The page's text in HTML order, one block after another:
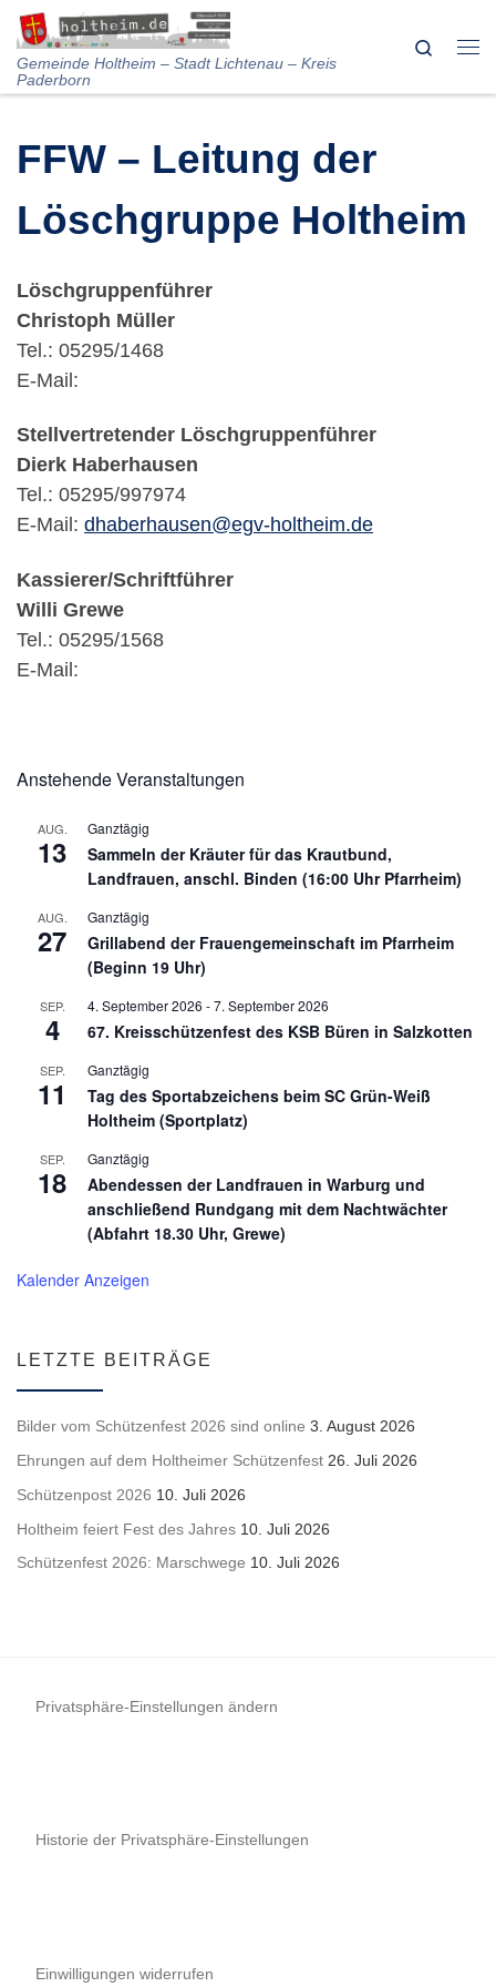
Skip to content
Gemeinde Holtheim – Stadt Lichtenau – Kreis
Paderborn
Search
FFW – Leitung der
Löschgruppe Holtheim
Löschgruppenführer
Christoph Müller
Tel.: 05295/1468
E-Mail:
Stellvertretender Löschgruppenführer
Dierk Haberhausen
Tel.: 05295/997974
E-Mail: dhaberhausen@egv-holtheim.de
Kassierer/Schriftführer
Willi Grewe
Tel.: 05295/1568
E-Mail:
Anstehende Veranstaltungen
AUG.
13
Ganztägig
Sammeln der Kräuter für das Krautbund,
Landfrauen, anschl. Binden (16:00 Uhr Pfarrheim)
AUG.
27
Ganztägig
Grillabend der Frauengemeinschaft im Pfarrheim
(Beginn 19 Uhr)
SEP.
4
4. September 2026 -7. September 2026
67. Kreisschützenfest des KSB Büren in Salzkotten
SEP.
11
Ganztägig
Tag des Sportabzeichens beim SC Grün-Weiß
Holtheim (Sportplatz)
SEP.
18
Ganztägig
Abendessen der Landfrauen in Warburg und
anschließend Rundgang mit dem Nachtwächter
(Abfahrt 18.30 Uhr, Grewe)
Kalender Anzeigen
LETZTE BEITRÄGE
Bilder vom Schützenfest 2026 sind online 3. August 2026
Ehrungen auf dem Holtheimer Schützenfest 26. Juli 2026
Schützenpost 2026 10. Juli 2026
Holtheim feiert Fest des Jahres 10. Juli 2026
Schützenfest 2026: Marschwege 10. Juli 2026
Privatsphäre-Einstellungen ändern
Historie der Privatsphäre-Einstellungen
Einwilligungen widerrufen